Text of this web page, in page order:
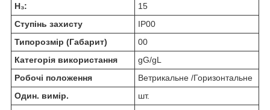
H₃:
15
Ступінь захисту
IP00
Типорозмір (Габарит)
00
Категорія використання
gG/gL
Робочі положення
Ветрикальне /Горизонтальне
Один. вимір.
шт.